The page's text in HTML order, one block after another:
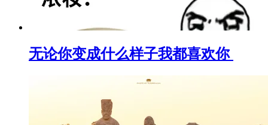
无论你变成什么样子我都喜欢你 ​​​